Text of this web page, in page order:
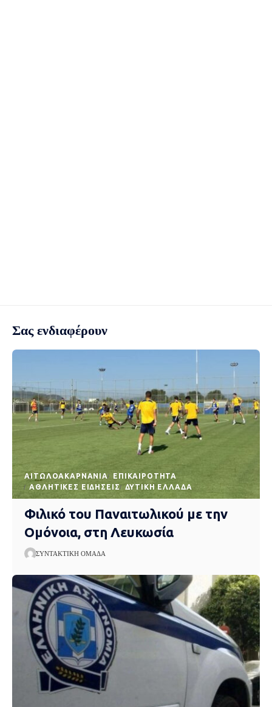
Σας ενδιαφέρουν
AΙΤΩΛΟΑΚΑΡΝΑΝΊΑ
EΠΙΚΑΙΡΌΤΗΤΑ
ΑΘΛΗΤΙΚΈΣ ΕΙΔΉΣΕΙΣ
ΔΥΤΙΚΉ ΕΛΛΆΔΑ
Φιλικό του Παναιτωλικού με την
Ομόνοια, στη Λευκωσία
ΣΥΝΤΑΚΤΙΚΉ ΟΜΆΔΑ